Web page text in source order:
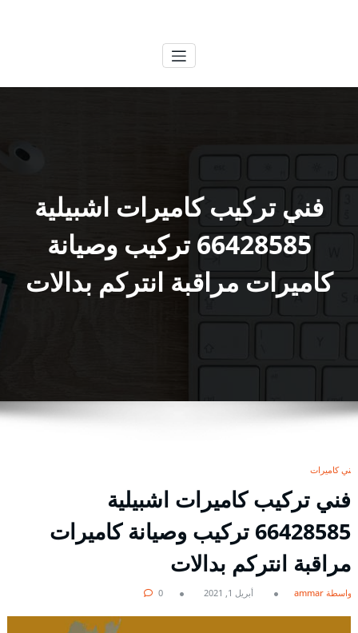
فني تركيب كاميرات اشبيلية
66428585 تركيب وصيانة
كاميرات مراقبة انتركم بدالات
فني كاميرات
فني تركيب كاميرات اشبيلية
66428585 تركيب وصيانة كاميرات
مراقبة انتركم بدالات
بواسطة ammar أبريل 1, 2021 0